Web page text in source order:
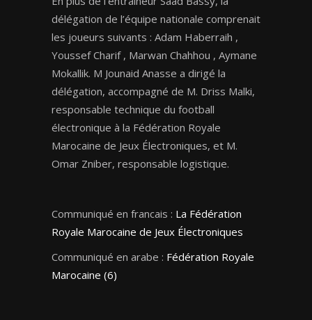
délégation de l’équipe nationale comprenait
les joueurs suivants : Adam Haberraih ,
Youssef Charif , Marwan Chahhou , Aymane
Mokallik. M Jounaid Anasse a dirigé la
délégation, accompagné de M. Driss Malki,
responsable technique du football
électronique à la Fédération Royale
Marocaine de Jeux Électroniques, et M.
Omar Zniber, responsable logistique.
Communiqué en francais : La Fédération
Royale Marocaine de Jeux Électroniques
Communiqué en arabe : Fédération Royale
Marocaine (6)